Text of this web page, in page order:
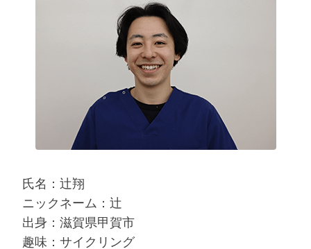
氏名：辻翔
ニックネーム：辻
出身：滋賀県甲賀市
趣味：サイクリング